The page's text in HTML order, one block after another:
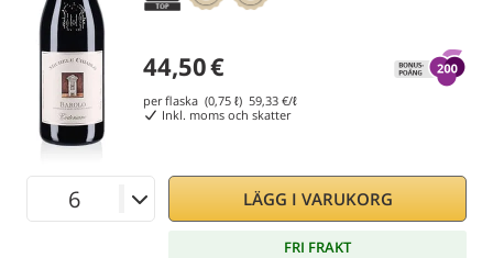
44,50€
per flaska (0,75 ℓ) 59,33 €/ℓ
Inkl. moms och skatter
LÄGG I VARUKORG
FRI FRAKT